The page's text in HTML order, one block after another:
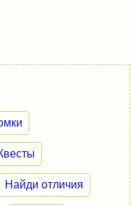
Найди отличия